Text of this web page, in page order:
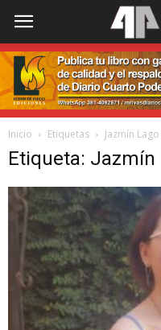
Inicio Etiquetas Jazmín Lago
Etiqueta: Jazmín